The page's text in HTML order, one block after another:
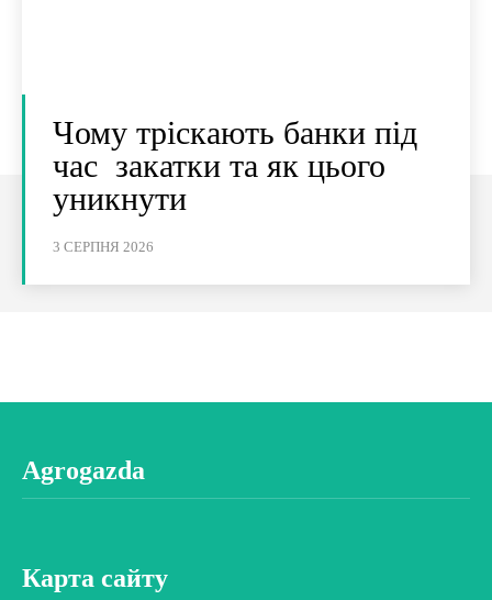
Чому тріскають банки під
час закатки та як цього
уникнути
3 СЕРПНЯ 2026
Agrogazda
Карта сайту